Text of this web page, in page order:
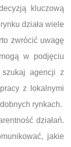
kluczową
działa wiele
zwrócić uwagę
w podjęciu
szukaj agencji z
z lokalnymi
rynkach.
działań.
jakie